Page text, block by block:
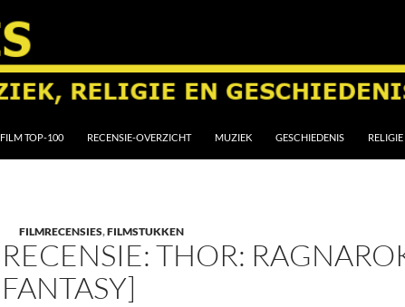
FILM TOP-100 RECENSIE-OVERZICHT MUZIEK GESCHIEDENIS RELIGIE
FILMRECENSIES,FILMSTUKKEN
RECENSIE: THOR:
FANTASY]